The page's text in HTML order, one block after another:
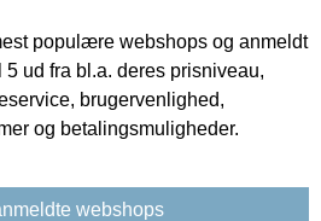
populære webshops og anmeldt
ud fra bl.a. deres prisniveau,
brugervenlighed,
og betalingsmuligheder.
webshops